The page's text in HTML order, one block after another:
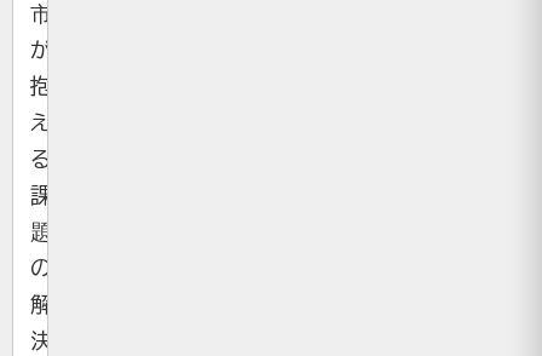
市
が
抱
え
る
課
題
の
解
決